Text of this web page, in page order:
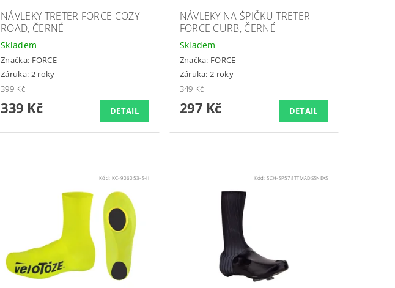
NÁVLEKY TRETER FORCE COZY
ROAD, ČERNÉ
Skladem
Značka: FORCE
Záruka: 2 roky
399 Kč
339 Kč DETAIL
NÁVLEKY NA ŠPIČKU TRETER
FORCE CURB, ČERNÉ
Skladem
Značka: FORCE
Záruka: 2 roky
349 Kč
297 Kč DETAIL
Kód: KC-906053-S-II Kód:SCH-SP578TTMADSSNEXS